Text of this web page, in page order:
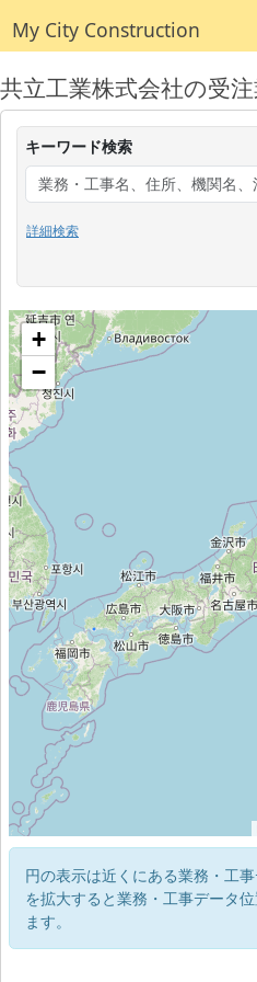
My City Construction
共立工業株式会社の受
キーワード検索
詳細検索
+
−
円の表示は近くにある業務・工
を拡大すると業務・工事データ
ます。